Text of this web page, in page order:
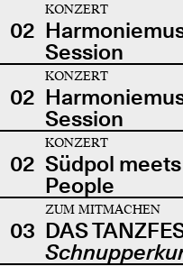
02
KONZERT
Session
02
KONZERT
Session
02
KONZERT
Südpol
People
03
ZUM MITMACHEN
DAS